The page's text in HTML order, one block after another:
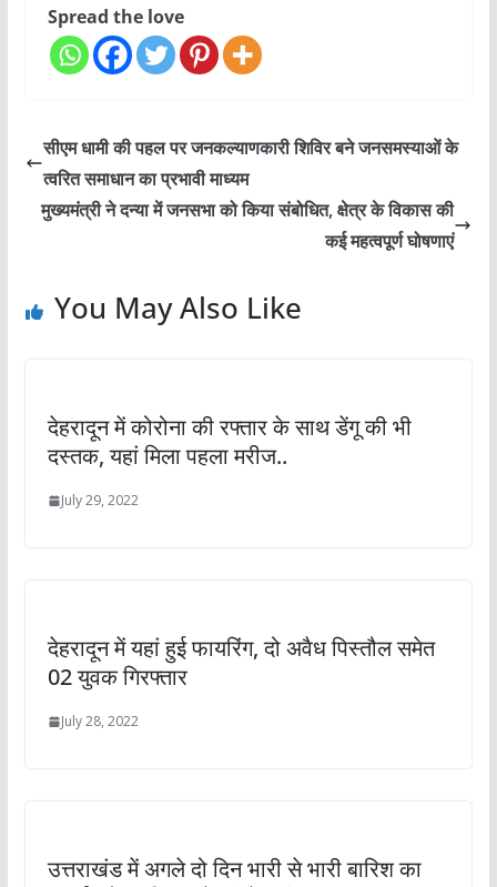
Spread the love
सीएम धामी की पहल पर जनकल्याणकारी शिविर बने जनसमस्याओं के
त्वरित समाधान का प्रभावी माध्यम
मुख्यमंत्री ने दन्या में जनसभा को किया संबोधित, क्षेत्र के विकास की
कई महत्वपूर्ण घोषणाएं
You May Also Like
देहरादून में कोरोना की रफ्तार के साथ डेंगू की भी
दस्तक, यहां मिला पहला मरीज..
July 29, 2022
देहरादून में यहां हुई फायरिंग, दो अवैध पिस्तौल समेत
02 युवक गिरफ्तार
July 28, 2022
उत्तराखंड में अगले दो दिन भारी से भारी बारिश का